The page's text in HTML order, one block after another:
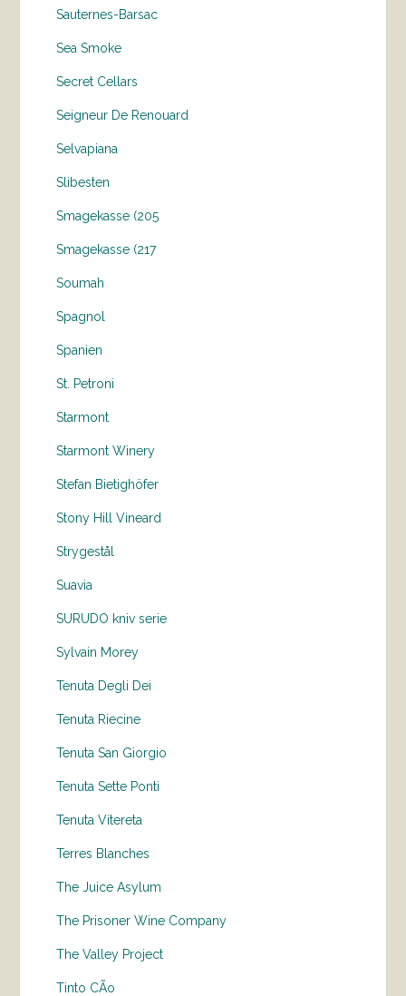
Sauternes-Barsac
Sea Smoke
Secret Cellars
Seigneur De Renouard
Selvapiana
Slibesten
Smagekasse (205
Smagekasse (217
Soumah
Spagnol
Spanien
St. Petroni
Starmont
Starmont Winery
Stefan Bietighöfer
Stony Hill Vineard
Strygestål
Suavia
SURUDO kniv serie
Sylvain Morey
Tenuta Degli Dei
Tenuta Riecine
Tenuta San Giorgio
Tenuta Sette Ponti
Tenuta Vitereta
Terres Blanches
The Juice Asylum
The Prisoner Wine Company
The Valley Project
Tinto CÃo